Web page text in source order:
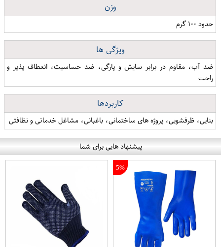
وزن
حدود ۱۰۰ گرم
ویژگی ها
ضد آب، مقاوم در برابر سایش و پارگی، ضد حساسیت، انعطاف پذیر و
راحت
کاربردها
بنایی، ظرفشویی، پروژه های ساختمانی، باغبانی، مشاغل خدماتی و نظافتی
پیشنهاد هایی برای شما
5%